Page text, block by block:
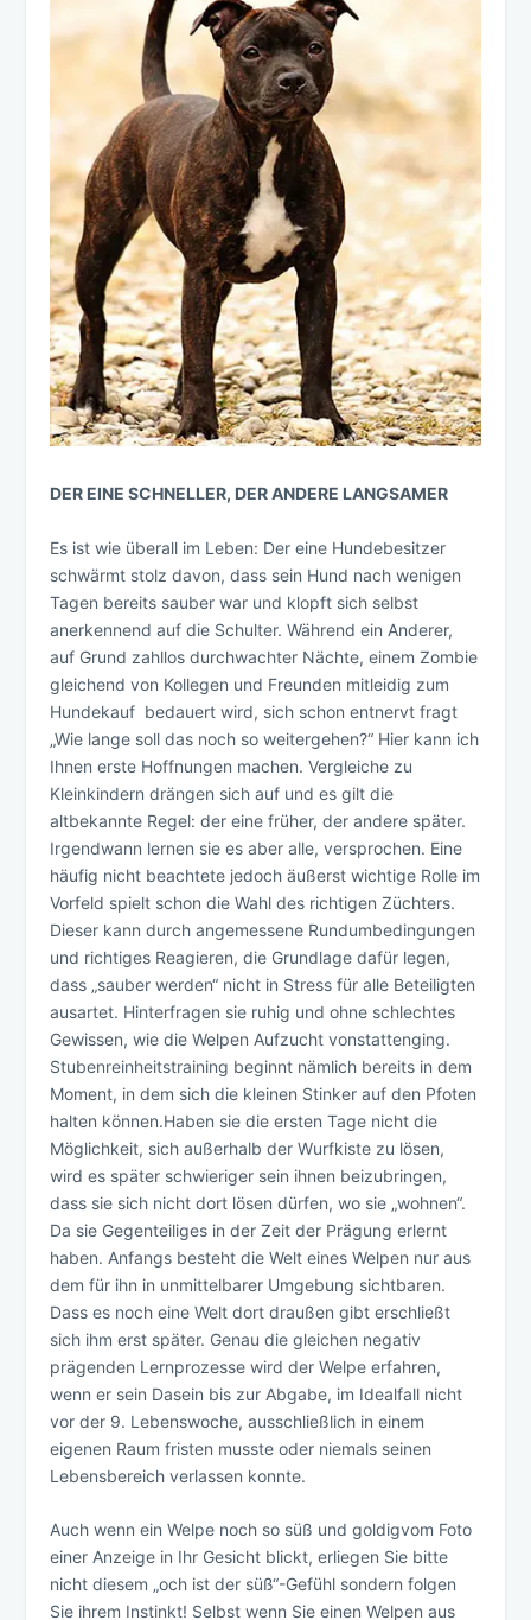
DER EINE SCHNELLER, DER ANDERE LANGSAMER
Es ist wie überall im Leben: Der eine Hundebesitzer
schwärmt stolz davon, dass sein Hund nach wenigen
Tagen bereits sauber war und klopft sich selbst
anerkennend auf die Schulter. Während ein Anderer,
auf Grund zahllos durchwachter Nächte, einem Zombie
gleichend von Kollegen und Freunden mitleidig zum
Hundekauf bedauert wird, sich schon entnervt fragt
„Wie lange soll das noch so weitergehen?“ Hier kann ich
Ihnen erste Hoffnungen machen. Vergleiche zu
Kleinkindern drängen sich auf und es gilt die
altbekannte Regel: der eine früher, der andere später.
Irgendwann lernen sie es aber alle, versprochen. Eine
häufig nicht beachtete jedoch äußerst wichtige Rolle im
Vorfeld spielt schon die Wahl des richtigen Züchters.
Dieser kann durch angemessene Rundumbedingungen
und richtiges Reagieren, die Grundlage dafür legen,
dass „sauber werden“ nicht in Stress für alle Beteiligten
ausartet. Hinterfragen sie ruhig und ohne schlechtes
Gewissen, wie die Welpen Aufzucht vonstattenging.
Stubenreinheitstraining beginnt nämlich bereits in dem
Moment, in dem sich die kleinen Stinker auf den Pfoten
halten können.Haben sie die ersten Tage nicht die
Möglichkeit, sich außerhalb der Wurfkiste zu lösen,
wird es später schwieriger sein ihnen beizubringen,
dass sie sich nicht dort lösen dürfen, wo sie „wohnen“.
Da sie Gegenteiliges in der Zeit der Prägung erlernt
haben. Anfangs besteht die Welt eines Welpen nur aus
dem für ihn in unmittelbarer Umgebung sichtbaren.
Dass es noch eine Welt dort draußen gibt erschließt
sich ihm erst später. Genau die gleichen negativ
prägenden Lernprozesse wird der Welpe erfahren,
wenn er sein Dasein bis zur Abgabe, im Idealfall nicht
vor der 9. Lebenswoche, ausschließlich in einem
eigenen Raum fristen musste oder niemals seinen
Lebensbereich verlassen konnte.
Auch wenn ein Welpe noch so süß und goldigvom Foto
einer Anzeige in Ihr Gesicht blickt, erliegen Sie bitte
nicht diesem „och ist der süß“-Gefühl sondern folgen
Sie ihrem Instinkt! Selbst wenn Sie einen Welpen aus